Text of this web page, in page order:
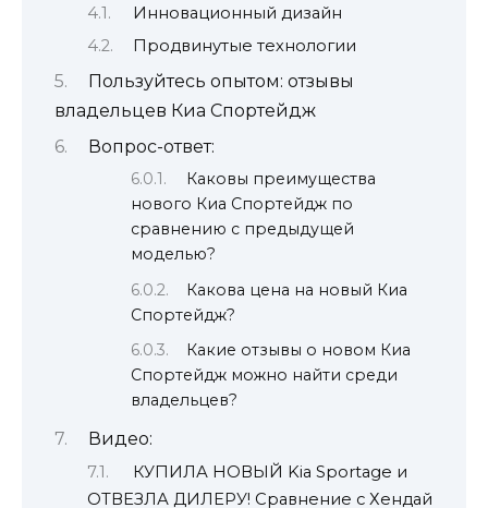
Инновационный дизайн
Продвинутые технологии
Пользуйтесь опытом: отзывы
владельцев Киа Спортейдж
Вопрос-ответ:
Каковы преимущества
нового Киа Спортейдж по
сравнению с предыдущей
моделью?
Какова цена на новый Киа
Спортейдж?
Какие отзывы о новом Киа
Спортейдж можно найти среди
владельцев?
Видео:
КУПИЛА НОВЫЙ Kia Sportage и
ОТВЕЗЛА ДИЛЕРУ! Сравнение с Хендай